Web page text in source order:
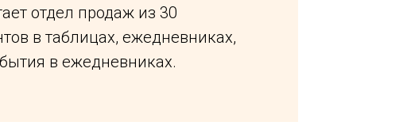
отдел продаж из 30
в таблицах, ежедневниках,
в ежедневниках.